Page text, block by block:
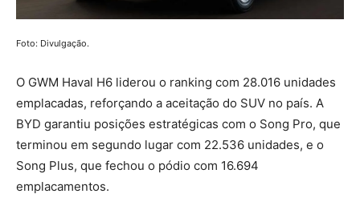
Foto: Divulgação.
O GWM Haval H6 liderou o ranking com 28.016 unidades
emplacadas, reforçando a aceitação do SUV no país. A
BYD garantiu posições estratégicas com o Song Pro, que
terminou em segundo lugar com 22.536 unidades, e o
Song Plus, que fechou o pódio com 16.694
emplacamentos.